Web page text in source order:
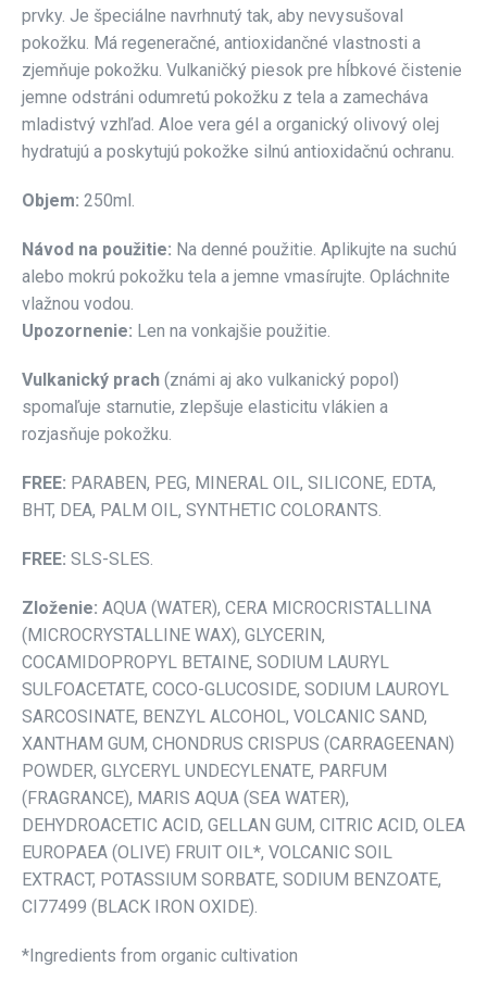
prvky. Je špeciálne navrhnutý tak, aby nevysušoval
pokožku. Má regeneračné, antioxidančné vlastnosti a
zjemňuje pokožku. Vulkaničký piesok pre hĺbkové čistenie
jemne odstráni odumretú pokožku z tela a zamecháva
mladistvý vzhľad. Aloe vera gél a organický olivový olej
hydratujú a poskytujú pokožke silnú antioxidačnú ochranu.
Objem: 250ml.
Návod na použitie: Na denné použitie. Aplikujte na suchú
alebo mokrú pokožku tela a jemne vmasírujte. Opláchnite
vlažnou vodou.
Upozornenie: Len na vonkajšie použitie.
Vulkanický prach (známi aj ako vulkanický popol)
spomaľuje starnutie, zlepšuje elasticitu vlákien a
rozjasňuje pokožku.
FREE: PARABEN, PEG, MINERAL OIL, SILICONE, EDTA,
BHT, DEA, PALM OIL, SYNTHETIC COLORANTS.
FREE: SLS-SLES.
Zloženie: AQUA (WATER), CERA MICROCRISTALLINA
(MICROCRYSTALLINE WAX), GLYCERIN,
COCAMIDOPROPYL BETAINE, SODIUM LAURYL
SULFOACETATE, COCO-GLUCOSIDE, SODIUM LAUROYL
SARCOSINATE, BENZYL ALCOHOL, VOLCANIC SAND,
XANTHAM GUM, CHONDRUS CRISPUS (CARRAGEENAN)
POWDER, GLYCERYL UNDECYLENATE, PARFUM
(FRAGRANCE), MARIS AQUA (SEA WATER),
DEHYDROACETIC ACID, GELLAN GUM, CITRIC ACID, OLEA
EUROPAEA (OLIVE) FRUIT OIL*, VOLCANIC SOIL
EXTRACT, POTASSIUM SORBATE, SODIUM BENZOATE,
CI77499 (BLACK IRON OXIDE).
*Ingredients from organic cultivation